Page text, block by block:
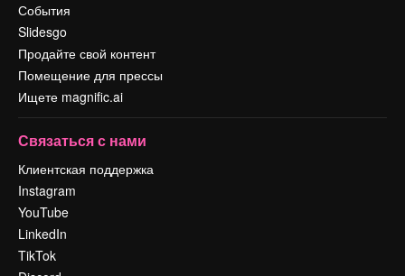
События
Slidesgo
Продайте свой контент
Помещение для прессы
Ищете magnific.ai
Связаться с нами
Клиентская поддержка
Instagram
YouTube
LinkedIn
TikTok